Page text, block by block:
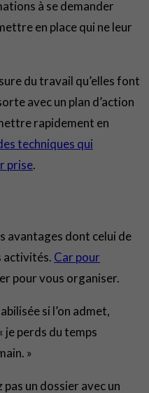
à se demander
en place qui ne leur
du travail qu’elles font
avec un plan d’action
rapidement en
techniques qui
prise.
avantages dont celui de
activités. Car pour
pour vous organiser.
si l’on admet,
je perds du temps
»
un dossier avec un